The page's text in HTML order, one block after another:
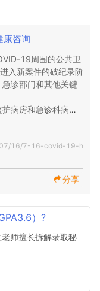
儿子取得联系的时
息时，我们感到非
南加州大学通过为他
的健康服务，减轻
。我们很幸运，我
！！”
学生提供照顾而感
安全并委托我们提
FACHA
初始测试的上传文
。
，以确保USC社区
：
于COVID-19的任
试。
个秋季学期继续对
视测试将包括居住
件帐户以获取重要
生提供隔离住所。
卫生部的指示进行
需的信息，以限制
生，只要他们具有
是，考虑到洛杉矶持
旅行注意事项”部
在美国并保持F-1身
部课程负荷。 如果
与USC
活之前离开美国。
分提供。
回来的学生，前往恢
生签证进入美国，因
目前不能保证在
：
办公室I-20处理小
咨询
19周围的公共卫
入新案件的破纪录阶
诊部门和其他关键
病房和急诊科病床
连锁反应。 这影响
这种潮流，国家已
帮助我们重新回到5
季和春季学期要少
群出现了一些令人担
5％提高  到9％。  这
聚集的生活环境，
日）：在USC学生
的其他患者）如
07/16/7-16-covid-19-h
分享
）?
师擅长拆解录取秘